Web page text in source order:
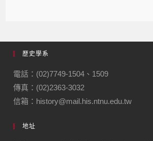
歷史學系
電話：(02)7749-1504、1509
傳真：(02)2363-3032
信箱：history@mail.his.ntnu.edu.tw
地址